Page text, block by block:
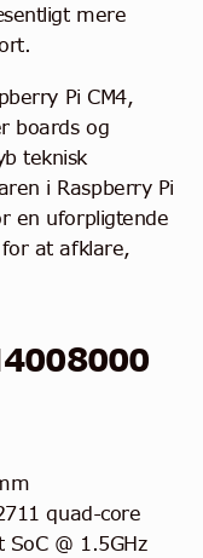
mere
Pi CM4,
boards og
teknisk
i Raspberry Pi
en uforpligtende
at afklare,
quad-core
@ 1.5GHz